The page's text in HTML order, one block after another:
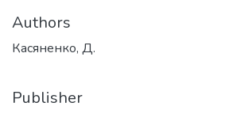
Authors
Касяненко, Д.
Publisher